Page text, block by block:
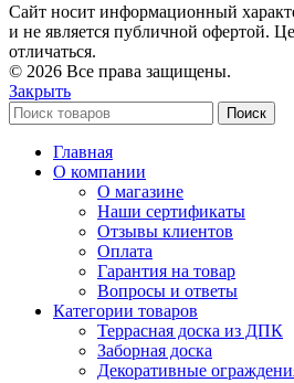
Сайт носит информационный
и не является публичной офертой.
отличаться.
© 2026 Все права защищены.
Закрыть
Поиск
Главная
О компании
О магазине
Наши сертификаты
Отзывы клиентов
Оплата
Гарантия на товар
Вопросы и ответы
Категории товаров
Террасная доска из ДПК
Заборная доска
Декоративные